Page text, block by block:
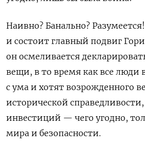
Наивно? Банально?
и состоит главный подвиг
он осмеливается
вещи, в то время как все люди
с ума и хотят возрожденного
исторической
инвестиций — чего угодно,
мира и безопасности.